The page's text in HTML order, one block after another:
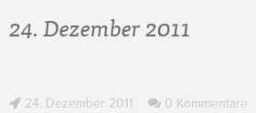
24. Dezember 2011
24. Dezember 2011 0 Kommentare